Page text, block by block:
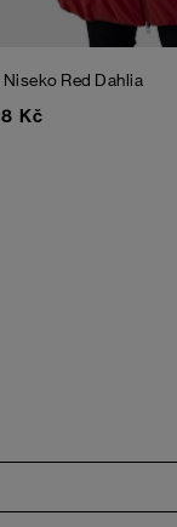
Niseko Red Dahlia
Kč